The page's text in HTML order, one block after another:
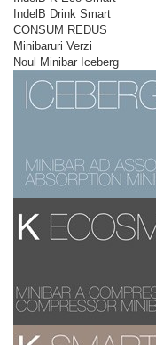
IndelB Drink Smart
CONSUM REDUS
Minibaruri Verzi
Noul Minibar Iceberg